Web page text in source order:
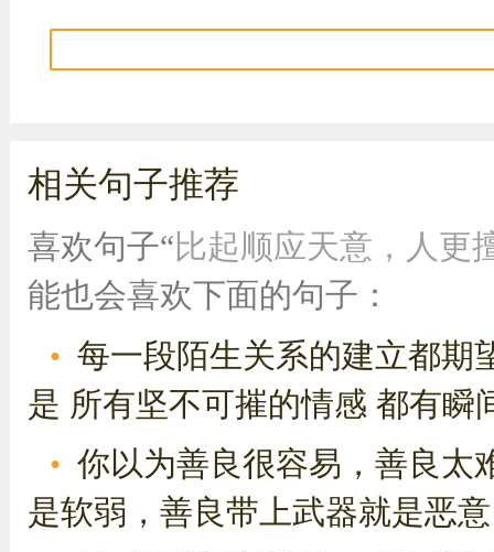
相关句子推荐
喜欢句子“比起顺应天意，人更
能也会喜欢下面的句子：
每一段陌生关系的建立都期
是 所有坚不可摧的情感 都有瞬
你以为善良很容易，善良太
是软弱，善良带上武器就是恶